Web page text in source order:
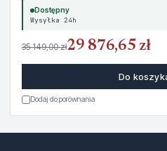
Dostępny
Wysyłka 24h
35 149,00 zł29 876,65 zł
Do
Dodaj do porównania